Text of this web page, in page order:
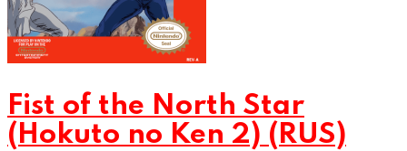
Fist of the North Star
(Hokuto no Ken 2) (RUS)